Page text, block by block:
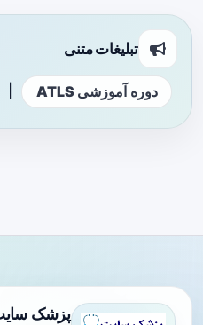
تبلیغات متنی
دوره آموزشی ATLS
پزشک